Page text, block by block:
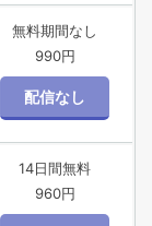
無料期間なし
990円
14日間無料
960円